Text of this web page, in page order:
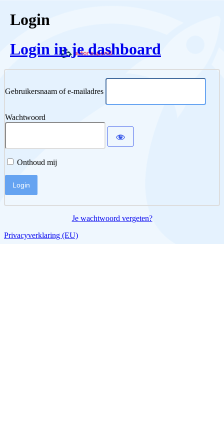
Login
Login in je dashboard
Gebruikersnaam of e-mailadres
Wachtwoord
Onthoud mij
Je wachtwoord vergeten?
Privacyverklaring (EU)